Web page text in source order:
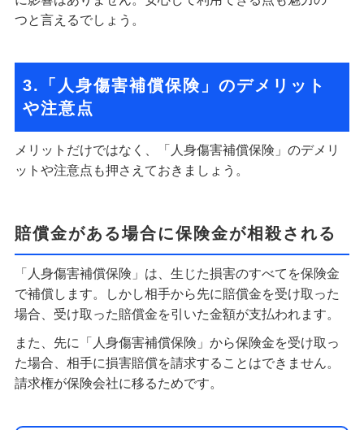
つと言えるでしょう。
3.「人身傷害補償保険」のデメリット
や注意点
メリットだけではなく、「人身傷害補償保険」のデメリ
ットや注意点も押さえておきましょう。
賠償金がある場合に保険金が相殺される
「人身傷害補償保険」は、生じた損害のすべてを保険金
で補償します。しかし相手から先に賠償金を受け取った
場合、受け取った賠償金を引いた金額が支払われます。
また、先に「人身傷害補償保険」から保険金を受け取っ
た場合、相手に損害賠償を請求することはできません。
請求権が保険会社に移るためです。